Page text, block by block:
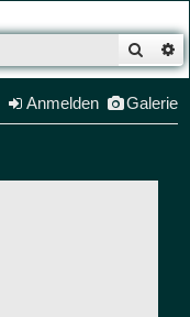
Galerie
Anmelden